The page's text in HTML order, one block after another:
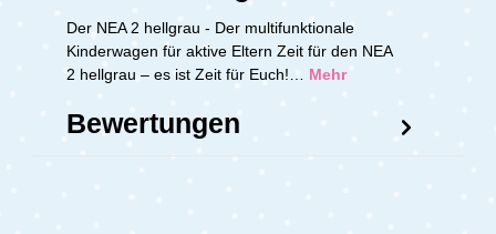
Der NEA 2 hellgrau - Der multifunktionale
Kinderwagen für aktive Eltern Zeit für den NEA
2 hellgrau – es ist Zeit für Euch!… Mehr
Bewertungen